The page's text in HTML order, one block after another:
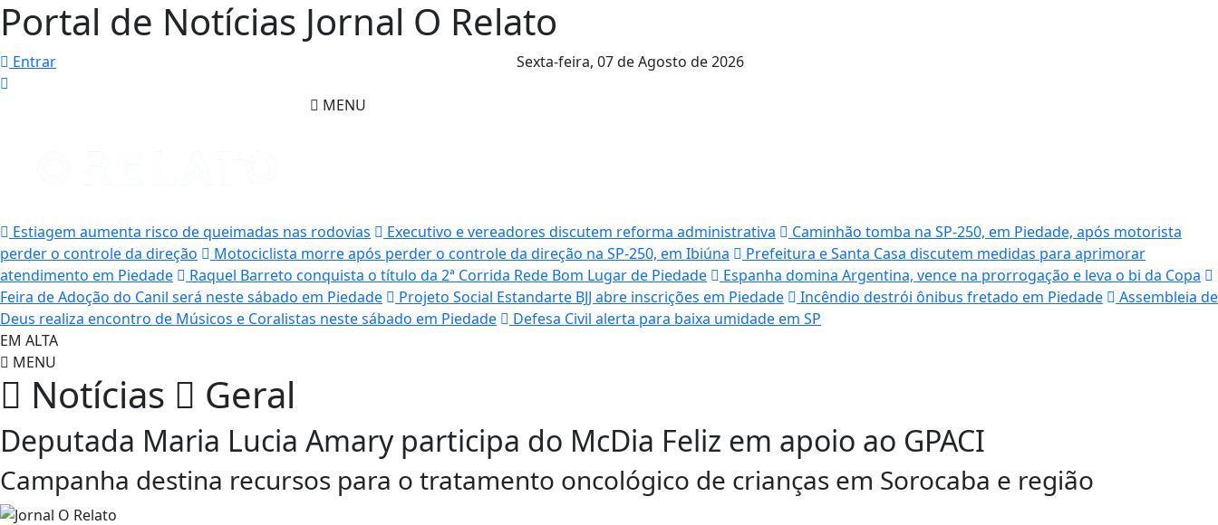
Portal de Notícias Jornal O Relato
Entrar Sexta-feira, 07 de Agosto de 2026
MENU
Estiagem aumenta risco de queimadas nas rodovias Executivo e vereadores discutem reforma administrativa
Caminhão tomba na SP-250, em Piedade, após motorista
perder o controle da direção
Motociclista morre após perder o controle da direção na SP-250, em Ibiúna
Prefeitura e Santa Casa discutem medidas para aprimorar
atendimento em Piedade
Raquel Barreto conquista o título da 2ª Corrida Rede Bom Lugar de Piedade
Espanha domina Argentina, vence na prorrogação e leva o bi da Copa
Feira de Adoção do Canil será neste sábado em Piedade
Projeto Social Estandarte BJJ abre inscrições em Piedade Incêndio destrói ônibus fretado em Piedade
Assembleia de
Deus realiza encontro de Músicos e Coralistas neste sábado em Piedade
Defesa Civil alerta para baixa umidade em SP
EM ALTA
MENU
Notícias Geral
Deputada Maria Lucia Amary participa do McDia Feliz em apoio ao GPACI
Campanha destina recursos para o tratamento oncológico de crianças em Sorocaba e região